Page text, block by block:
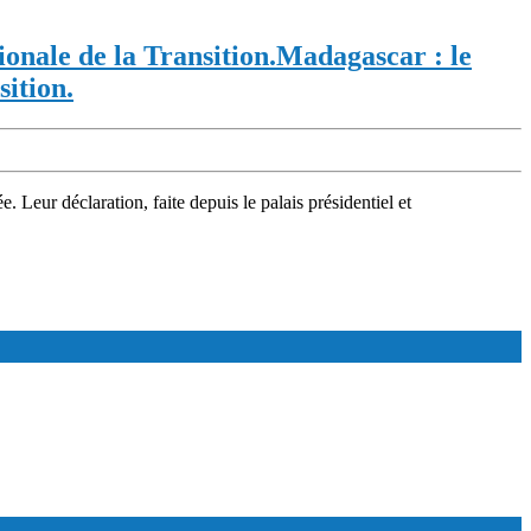
de la Transition.Madagascar : le
Leur déclaration, faite depuis le palais présidentiel et